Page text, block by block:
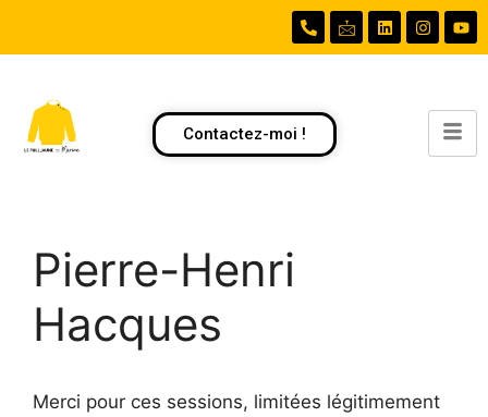
Contactez-moi !
Pierre-Henri
Hacques
Merci pour ces sessions, limitées légitimement